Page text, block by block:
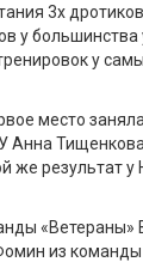
3х
у
у
место
результат у
«Ветераны»
из